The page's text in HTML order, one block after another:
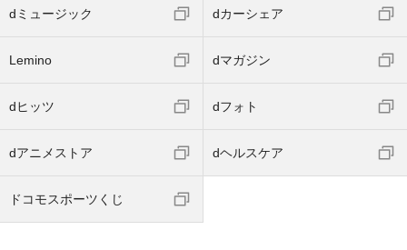
dミュージック dカーシェア
Lemino dマガジン
dヒッツ dフォト
dアニメストア dヘルスケア
ドコモスポーツくじ